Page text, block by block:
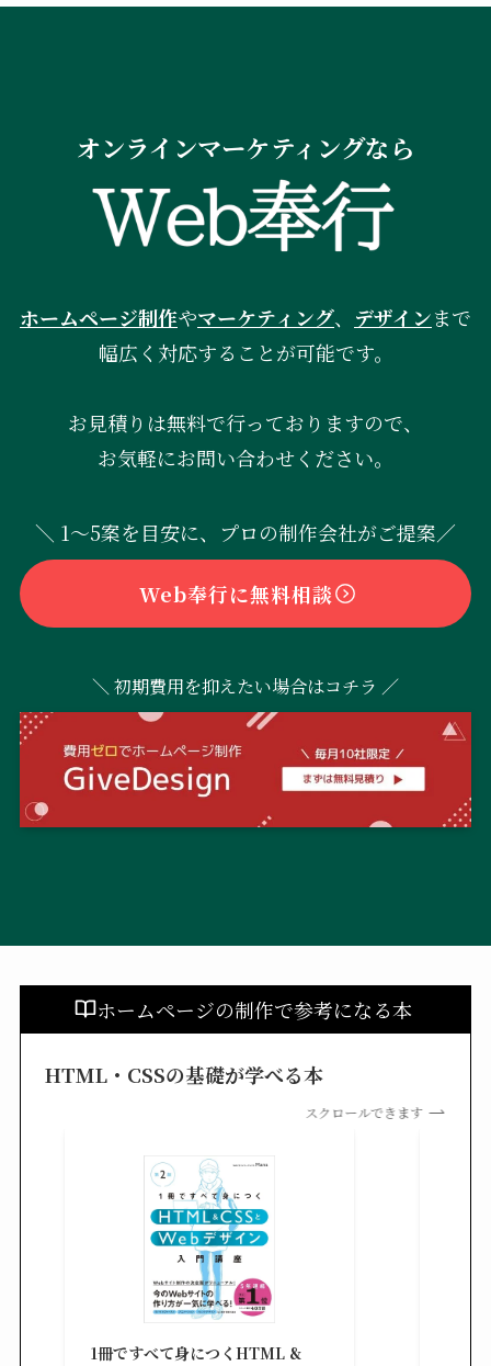
オンラインマーケティングなら
ホームページ制作やマーケティング、 デザインまで
幅広く対応することが可能です。
お見積りは無料で行っておりますので、
お気軽にお問い合わせください。
＼ 1〜5案を目安に、プロの制作会社がご提案／
Web奉行に無料相談
＼ 初期費用を抑えたい場合はコチラ ／
ホームページの制作で参考になる本
HTML・CSSの基礎が学べる本
スクロールできます
1冊ですべて身につくHTML &